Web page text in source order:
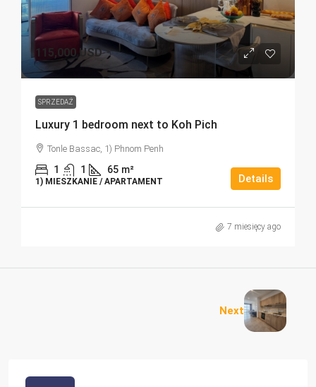
115,000 USD
SPRZEDAŻ
Luxury 1 bedroom next to Koh Pich
Tonle Bassac, 1) Phnom Penh
1 1 65 m²
1) MIESZKANIE / APARTAMENT Details
7 miesięcy ago
Next